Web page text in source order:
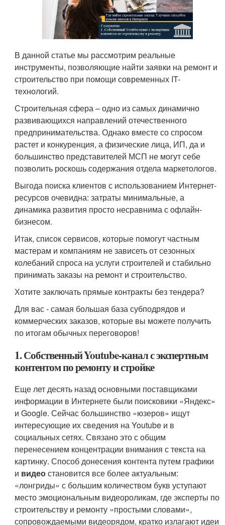
В данной статье мы рассмотрим реальные
инструменты, позволяющие найти заявки на ремонт и
строительство при помощи современных IT-
технологий.
Строительная сфера – одно из самых динамично
развивающихся направлений отечественного
предпринимательства. Однако вместе со спросом
растет и конкуренция, а физические лица, ИП, да и
большинство представителей МСП не могут себе
позволить роскошь содержания отдела маркетологов.
Выгода поиска клиентов с использованием Интернет-
ресурсов очевидна: затраты минимальные, а
динамика развития просто несравнима с офлайн-
бизнесом.
Итак, список сервисов, которые помогут частным
мастерам и компаниям не зависеть от сезонных
колебаний спроса на услуги строителей и стабильно
принимать заказы на ремонт и строительство.
Хотите заключать прямые контракты без тендера?
Для вас - самая большая база субподрядов и
коммерческих заказов, которые вы можете получить
по итогам обычных переговоров!
1. Собственный Youtube-канал с экспертным
контентом по ремонту и стройке
Еще лет десять назад основными поставщиками
информации в Интернете были поисковики «Яндекс»
и Google. Сейчас большинство «юзеров» ищут
интересующие их сведения на Youtube и в
социальных сетях. Связано это с общим
перенесением концентрации внимания с текста на
картинку. Способ донесения контента путем графики
и видеостановится все более актуальным:
«лонгриды» с большим количеством букв уступают
место эмоциональным видеороликам, где эксперты по
строительству и ремонту «простыми словами»,
сопровождаемыми видеорядом, кратко излагают идеи